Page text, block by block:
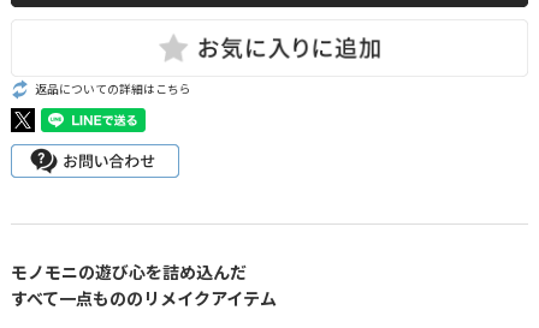
返品についての詳細はこちら
モノモニの遊び心を詰め込んだ
すべて一点もののリメイクアイテム